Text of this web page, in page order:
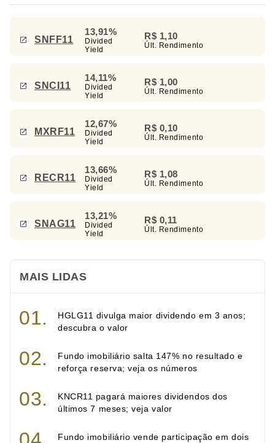
SNFF11
13,91%
Divided
Yield
R$ 1,10
Últ. Rendimento
SNCI11
14,11%
Divided
Yield
R$ 1,00
Últ. Rendimento
MXRF11
12,67%
Divided
Yield
R$ 0,10
Últ. Rendimento
RECR11
13,66%
Divided
Yield
R$ 1,08
Últ. Rendimento
SNAG11
13,21%
Divided
Yield
R$ 0,11
Últ. Rendimento
MAIS LIDAS
HGLG11 divulga maior dividendo em 3 anos;
descubra o valor
Fundo imobiliário salta 147% no resultado e
reforça reserva; veja os números
KNCR11 pagará maiores dividendos dos
últimos 7 meses; veja valor
Fundo imobiliário vende participação em dois